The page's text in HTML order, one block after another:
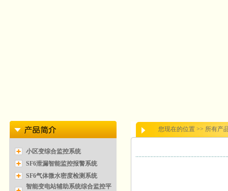
小区变综合监控系统
SF6泄漏智能监控报警系统
SF6气体微水密度检测系统
智能变电站辅助系统综合监控平
您现在的位置 >> 所有产